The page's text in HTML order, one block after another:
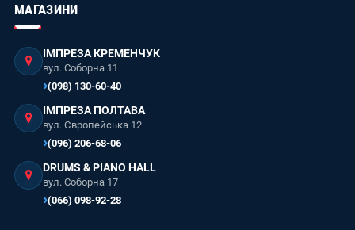
МАГАЗИНИ
ІМПРЕЗА КРЕМЕНЧУК
вул. Соборна 11
(098) 130-60-40
ІМПРЕЗА ПОЛТАВА
вул. Європейська 12
(096) 206-68-06
DRUMS & PIANO HALL
вул. Соборна 17
(066) 098-92-28